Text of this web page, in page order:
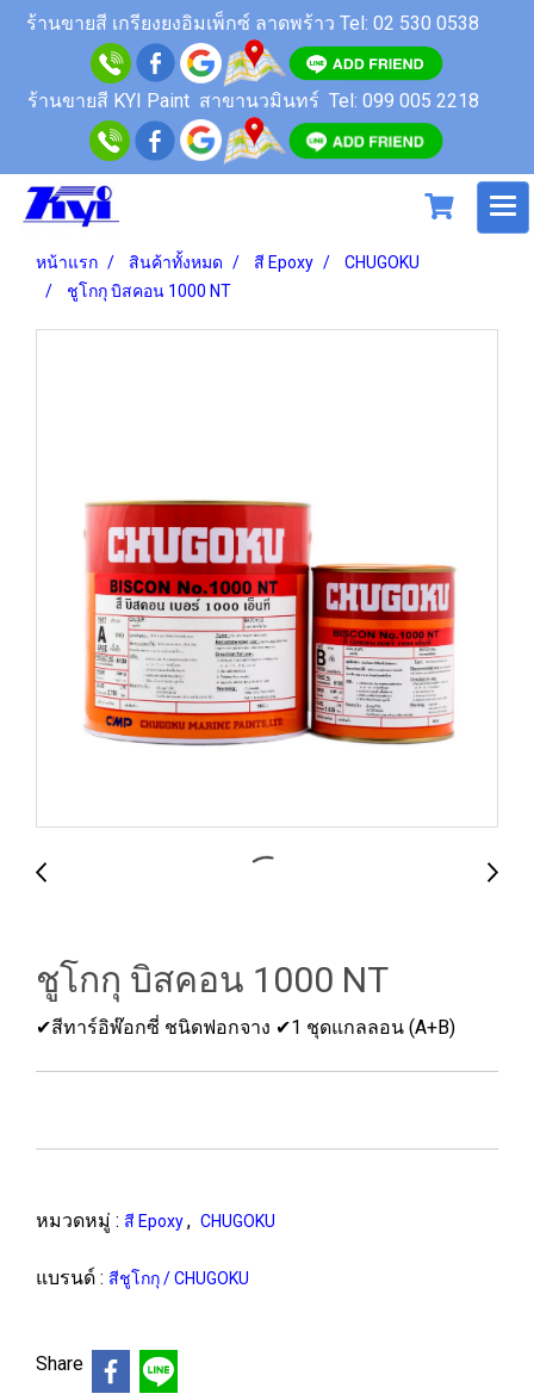
ร้านขายสี เกรียงยงอิมเพ็กซ์ ลาดพร้าว Tel: 02 530 0538
ร้านขายสี KYI Paint สาขานวมินทร์ Tel: 099 005 2218
หน้าแรก สินค้าทั้งหมด สี Epoxy
CHUGOKU
ชูโกกุ บิสคอน 1000 NT
ชูโกกุ บิสคอน 1000 NT
✔สีทาร์อิพ๊อกซี่ ชนิดฟอกจาง ✔1 ชุดแกลลอน (A+B)
หมวดหมู่ : สี Epoxy, CHUGOKU
แบรนด์ : สีชูโกกุ / CHUGOKU
Share